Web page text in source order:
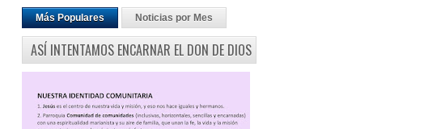
Más Populares Noticias por Mes
ASÍ INTENTAMOS ENCARNAR EL DON DE DIOS